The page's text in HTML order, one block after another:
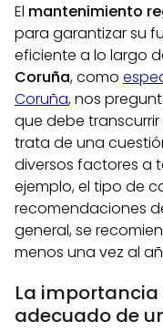
El mantenimiento
para garantizar su
eficiente a lo largo
Coruña, como
Coruña, nos
que debe
trata de una
diversos factores a
ejemplo, el tipo de
recomendaciones
general, se
menos una vez al
La
adecuado de